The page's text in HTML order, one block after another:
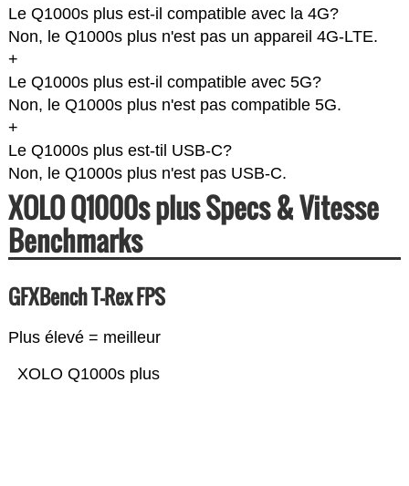
Le Q1000s plus est-il compatible avec la 4G?
Non, le Q1000s plus n'est pas un appareil 4G-LTE.
+
Le Q1000s plus est-il compatible avec 5G?
Non, le Q1000s plus n'est pas compatible 5G.
+
Le Q1000s plus est-til USB-C?
Non, le Q1000s plus n'est pas USB-C.
XOLO Q1000s plus Specs & Vitesse
Benchmarks
GFXBench T-Rex FPS
Plus élevé = meilleur
XOLO Q1000s plus